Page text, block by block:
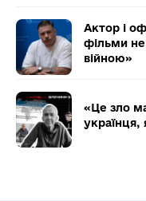
Актор і
фільми не
війною»
«Це зло
українця,